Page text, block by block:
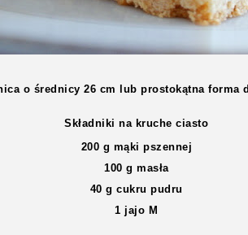
o średnicy 26 cm lub prostokątna forma
Składniki na kruche ciasto
200 g mąki pszennej
100 g masła
40 g cukru pudru
1 jajo M